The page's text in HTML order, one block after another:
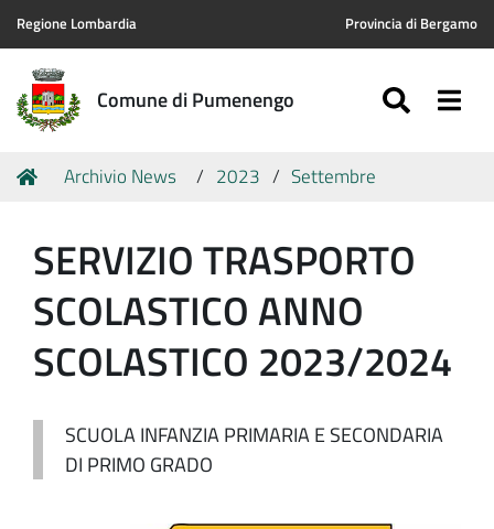
Regione Lombardia Provincia di Bergamo
Comune di Pumenengo
Tu
Home
Archivio News 2023 Settembre
SERVIZIO TRASPORTO
SCOLASTICO ANNO
SCOLASTICO 2023/2024
SCUOLA INFANZIA PRIMARIA E SECONDARIA
DI PRIMO GRADO